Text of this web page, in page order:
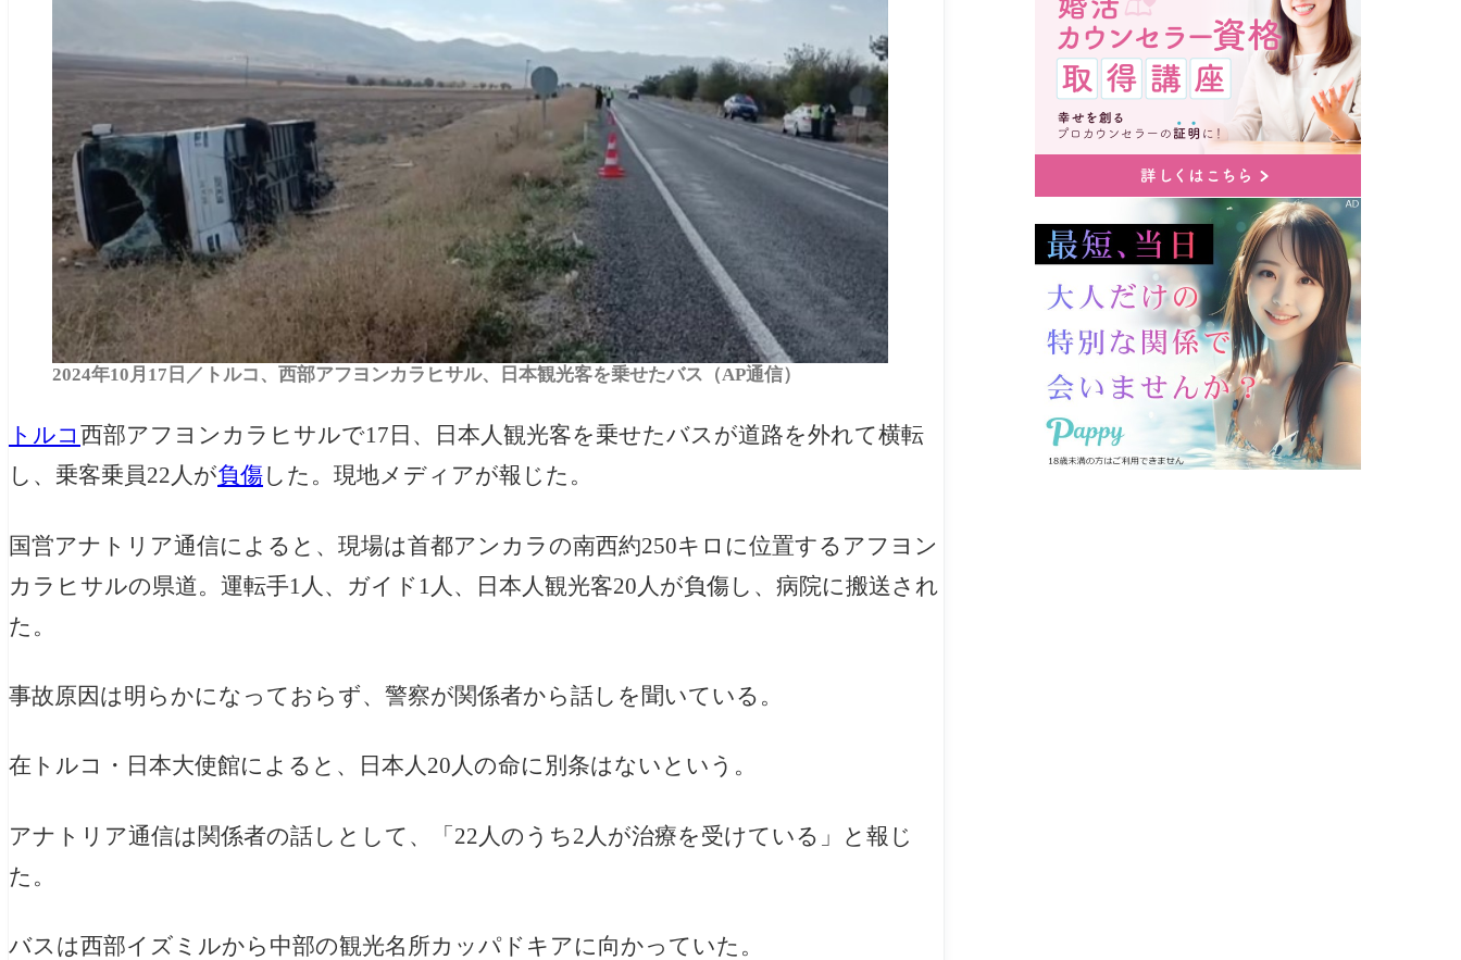
2024年10月17日／トルコ、西部アフヨンカラヒサル、日本観光客を乗せたバス（AP通信）
トルコ 西部アフヨンカラヒサルで17日、日本人観光客を乗せたバスが道路を外れて横転
し、乗客乗員22人が負傷した。現地メディアが報じた。
国営アナトリア通信によると、現場は首都アンカラの南西約250キロに位置するアフヨン
カラヒサルの県道。運転手1人、ガイド1人、日本人観光客20人が負傷し、病院に搬送され
た。
事故原因は明らかになっておらず、警察が関係者から話しを聞いている。
在トルコ・日本大使館によると、日本人20人の命に別条はないという。
アナトリア通信は関係者の話しとして、「22人のうち2人が治療を受けている」と報じ
た。
バスは西部イズミルから中部の観光名所カッパドキアに向かっていた。